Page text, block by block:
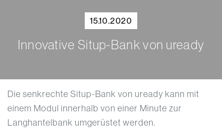
15.10.2020
Innovative Situp-Bank von uready
Die senkrechte Situp-Bank von uready kann mit
einem Modul innerhalb von einer Minute zur
Langhantelbank umgerüstet werden.